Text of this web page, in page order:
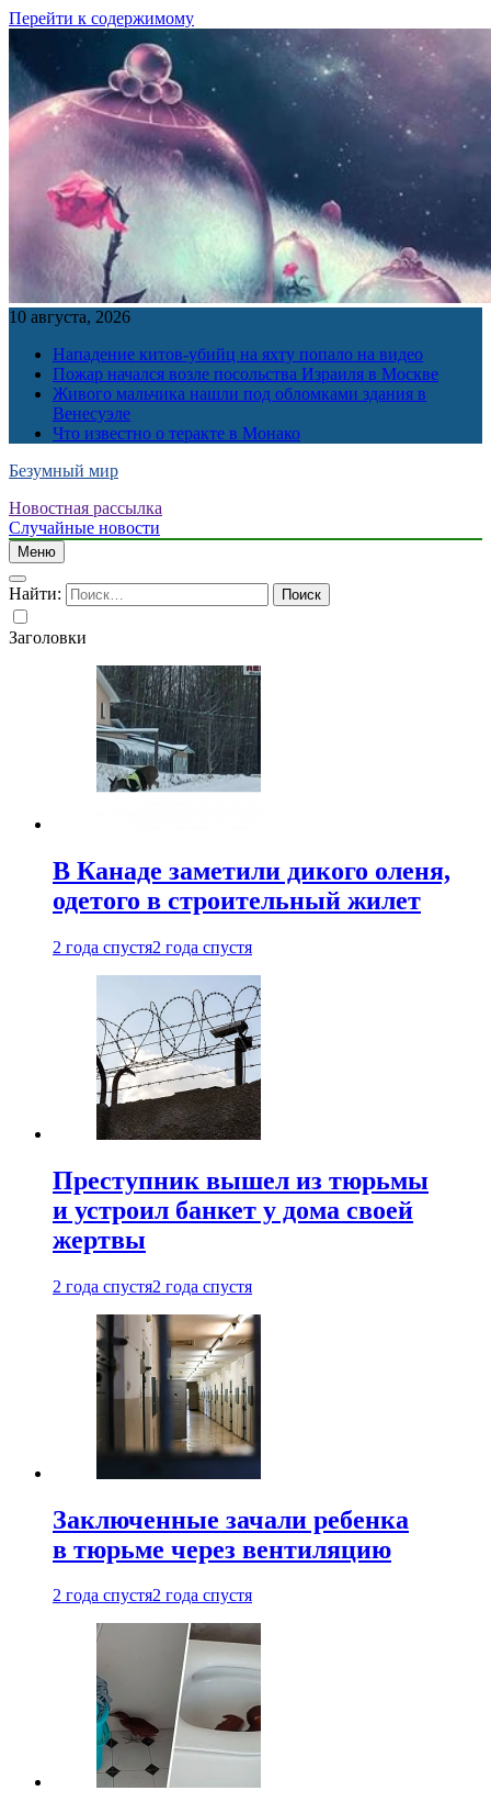
Перейти к содержимому
10 августа, 2026
Нападение китов-убийц на яхту попало на видео
Пожар начался возле посольства Израиля в Москве
Живого мальчика нашли под обломками здания в
Венесуэле
Что известно о теракте в Монако
Безумный мир
Новостная рассылка
Случайные новости
Меню
Найти:
Заголовки
В Канаде заметили дикого оленя,
одетого в строительный жилет
2 года спустя2 года спустя
Преступник вышел из тюрьмы
и устроил банкет у дома своей
жертвы
2 года спустя2 года спустя
Заключенные зачали ребенка
в тюрьме через вентиляцию
2 года спустя2 года спустя